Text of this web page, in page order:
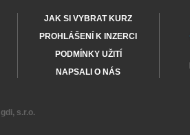
JAK SI VYBRAT KURZ
PROHLÁŠENÍ K INZERCI
PODMÍNKY UŽITÍ
NAPSALI O NÁS
gdi, s.r.o.